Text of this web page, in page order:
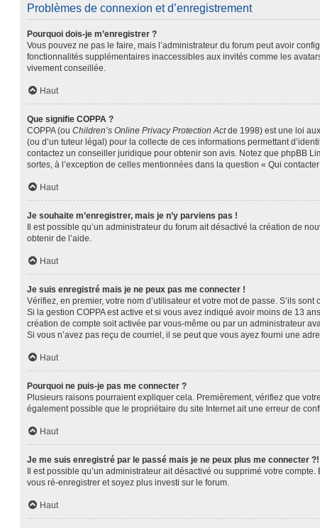
Problèmes de connexion et d’enregistrement
Pourquoi dois-je m’enregistrer ?
Vous pouvez ne pas le faire, mais l’administrateur du forum peut avoir
fonctionnalités supplémentaires inaccessibles aux invités comme les
vivement conseillée.
Haut
Que signifie COPPA ?
COPPA (ou Children’s Online Privacy Protection Actde 1998) est une loi
(ou d’un tuteur légal) pour la collecte de ces informations permettant
contactez un conseiller juridique pour obtenir son avis. Notez que phpBB
sortes, à l’exception de celles mentionnées dans la question « Qui
Haut
Je souhaite m’enregistrer, mais je n’y parviens pas !
Il est possible qu’un administrateur du forum ait désactivé la création de
obtenir de l’aide.
Haut
Je suis enregistré mais je ne peux pas me connecter !
Vérifiez, en premier, votre nom d’utilisateur et votre mot de passe. S’ils
Si la gestion COPPA est active et si vous avez indiqué avoir moins de 13
création de compte soit activée par vous-même ou par un administrateur
Si vous n’avez pas reçu de courriel, il se peut que vous ayez fourni une
Haut
Pourquoi ne puis-je pas me connecter ?
Plusieurs raisons pourraient expliquer cela. Premièrement, vérifiez que
également possible que le propriétaire du site Internet ait une erreur de
Haut
Je me suis enregistré par le passé mais je ne peux plus me connecter ?!
Il est possible qu’un administrateur ait désactivé ou supprimé votre
vous ré-enregistrer et soyez plus investi sur le forum.
Haut